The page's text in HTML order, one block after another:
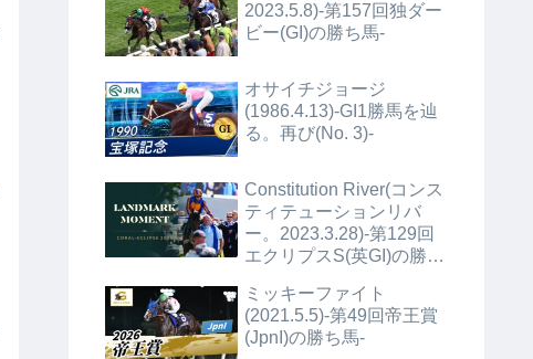
2023.5.8)-第157回独ダー
ビー(GI)の勝ち馬-
オサイチジョージ
(1986.4.13)-GI1勝馬を辿
る。再び(No. 3)-
Constitution River(コンス
ティテューションリバ
ー。2023.3.28)-第129回
エクリプスS(英GI)の勝ち
ミッキーファイト
(2021.5.5)-第49回帝王賞
(JpnI)の勝ち馬-